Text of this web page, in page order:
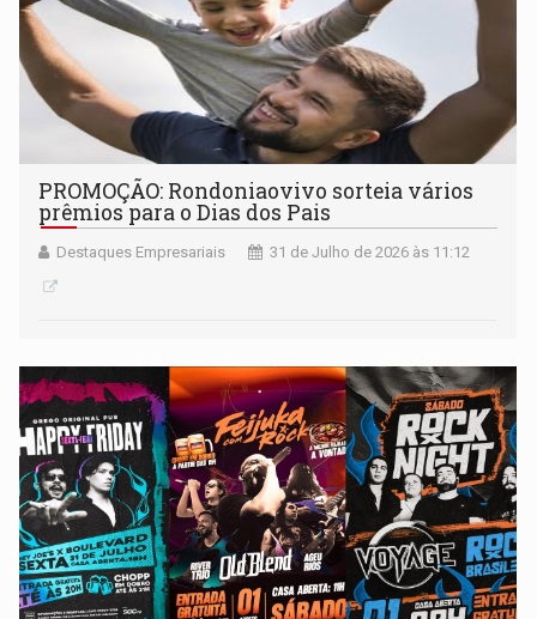
PROMOÇÃO: Rondoniaovivo sorteia vários
prêmios para o Dias dos Pais
Destaques Empresariais 31 de Julho de 2026 às 11:12